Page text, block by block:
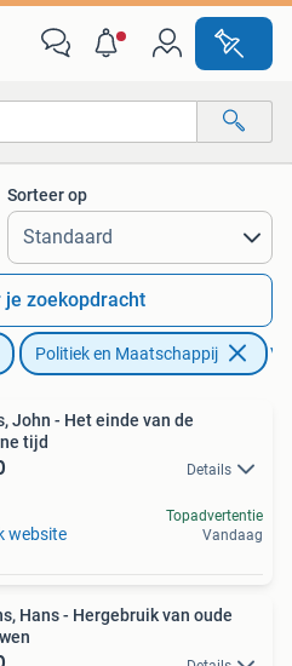
Sorteer op
je zoekopdracht
Politiek en Maatschappij
John - Het einde van de
tijd
Details
website
Topadvertentie
Vandaag
- Hergebruik van oude